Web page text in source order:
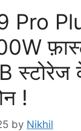
Pro
स्टोरेज
!
by Nikhil